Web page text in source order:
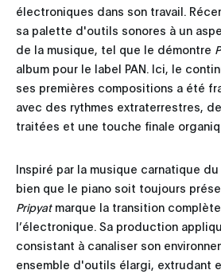
électroniques dans son travail.
sa palette d'outils sonores à un
de la musique, tel que le démontre
album pour le label PAN. Ici, le
ses premières compositions a été
avec des rythmes extraterrestres,
traitées et une touche finale
Inspiré par la musique carnatique
bien que le piano soit toujours
Pripyatmarque la transition complète
l’électronique. Sa production
consistant à canaliser son
ensemble d'outils élargi, extrudant